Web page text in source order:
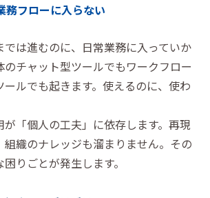
務フローに入らない
では進むのに、日常業務に入っていか
のチャット型ツールでもワークフロー
ルでも起きます。使えるのに、使わ
が「個人の工夫」に依存します。再現
織のナレッジも溜まりません。その
りごとが発生します。